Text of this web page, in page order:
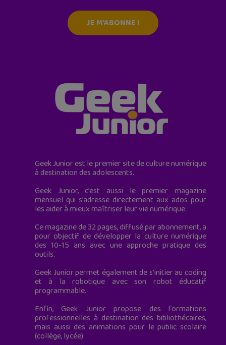
JE M'ABONNE !
Geek Junior est le premier site de culture numérique
à destination des adolescents.
Geek Junior, c’est aussi le premier magazine
mensuel qui s’adresse directement aux ados pour
les aider à mieux maîtriser leur vie numérique.
Ce magazine de 32 pages, diffusé par abonnement, a
pour objectif de développer la culture numérique
des 10-15 ans avec une approche pratique des
outils.
Geek Junior permet également de s'initier au coding
et à la robotique avec son robot éducatif
programmable.
Enfin, Geek Junior propose des formations
professionnelles à destination des bibliothécaires,
mais aussi des animations pour le public scolaire
(collège, lycée).